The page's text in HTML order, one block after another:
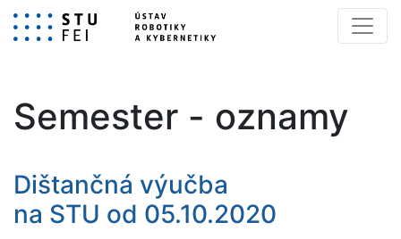
Semester - oznamy
Dištančná výučba
na STU od 05.10.2020